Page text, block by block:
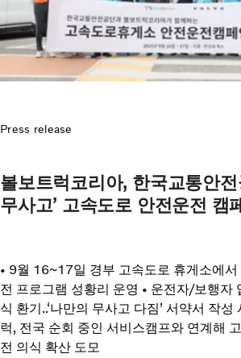
Press release
볼보트럭코리아, 한국교통안전
무사고’ 고속도로 안전운전 캠
• 9월 16~17일 경부 고속도로 휴게소에
전 프로그램 성황리 운영 • 운전자/보행자
식 환기..‘나만의 무사고 다짐’ 서약서 작성
럭, 전국 순회 중인 서비스캠프와 연계해
전 의식 확산 도모